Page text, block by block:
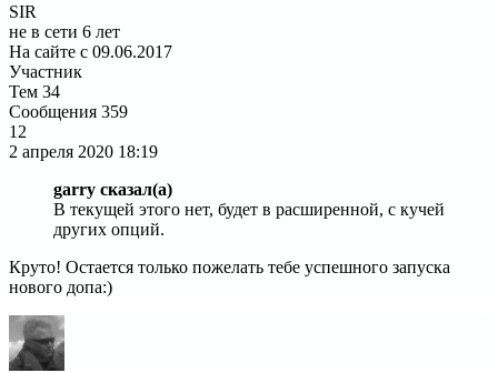
SIR
не в сети 6 лет
На сайте с 09.06.2017
Участник
Тем 34
Сообщения 359
12
2 апреля 2020 18:19
garry сказал(а)
В текущей этого нет, будет в расширенной, с кучей
других опций.
Круто! Остается только пожелать тебе успешного запуска
нового допа:)